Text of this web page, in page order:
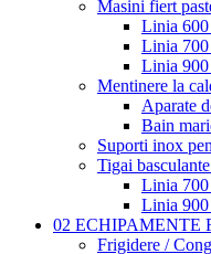
Masini fiert
Linia
Linia
Linia
Mentinere la
Aparate
Bain
Suporti inox
Tigai
Linia
Linia
02 ECHIPAMENTE
Frigidere /